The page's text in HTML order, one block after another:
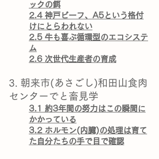
ックの餌
2.4 神戸ビーフ、A5という格付
けにとらわれない
2.5 牛も喜ぶ循環型のエコシステ
ム
2.6 次世代生産者の育成
3. 朝来市(あさごし)和田山食肉
センターでと畜見学
3.1 約3年間の努力はこの瞬間に
かかっている
3.2 ホルモン(内臓)の処理は育て
た自分たちの手で目で確認